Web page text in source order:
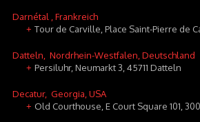
Darnétal , Frankreich
+ Tour de Carville, Place Saint-Pierre de
Datteln , Nordrhein-Westfalen, Deutschland
+ Persiluhr, Neumarkt 3, 45711 Datteln
Decatur, Georgia, USA
+ Old Courthouse, E Court Square 101,